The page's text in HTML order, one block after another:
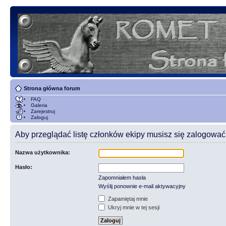
Strona główna forum
FAQ
Galeria
Zarejestruj
Zaloguj
Aby przeglądać listę członków ekipy musisz się
Nazwa użytkownika:
Hasło:
Zapomniałem hasła
Wyślij ponownie e-mail aktywacyjny
Zapamiętaj mnie
Ukryj mnie w tej sesji